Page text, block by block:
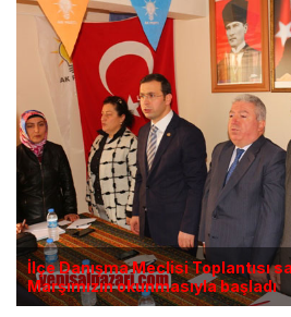
İlçe Danışma Meclisi Toplantısı
Marşımızın okunmasıyla başladı